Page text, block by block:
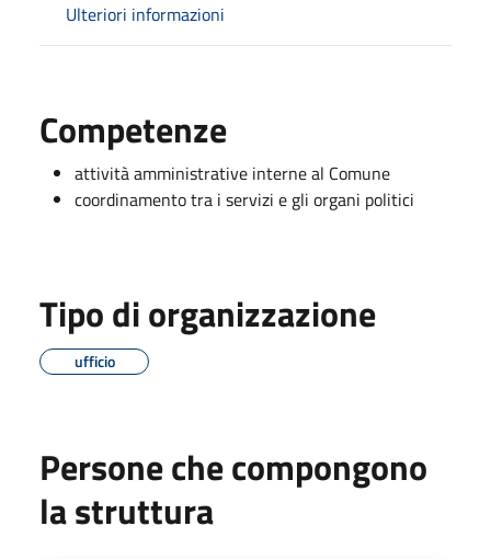
Ulteriori informazioni
Competenze
attività amministrative interne al Comune
coordinamento tra i servizi e gli organi politici
Tipo di organizzazione
ufficio
Persone che compongono
la struttura